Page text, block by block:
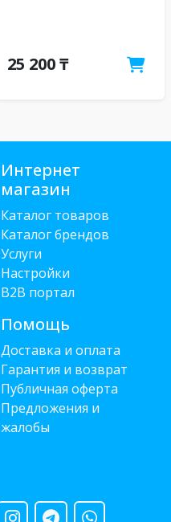
25 200 ₸
Интернет
магазин
Каталог товаров
Каталог брендов
Услуги
Настройки
B2B портал
Помощь
Доставка и оплата
Гарантия и возврат
Публичная оферта
Предложения и
жалобы